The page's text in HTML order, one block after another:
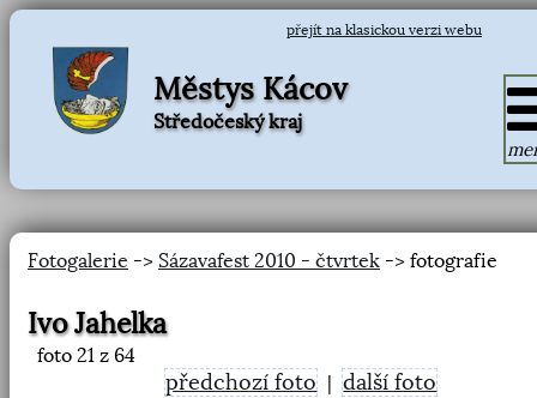
přejít na klasickou verzi webu
Městys Kácov
Středočeský kraj
Fotogalerie -> Sázavafest 2010 - čtvrtek -> fotografie
Ivo Jahelka
foto 21 z 64
předchozí foto |další foto